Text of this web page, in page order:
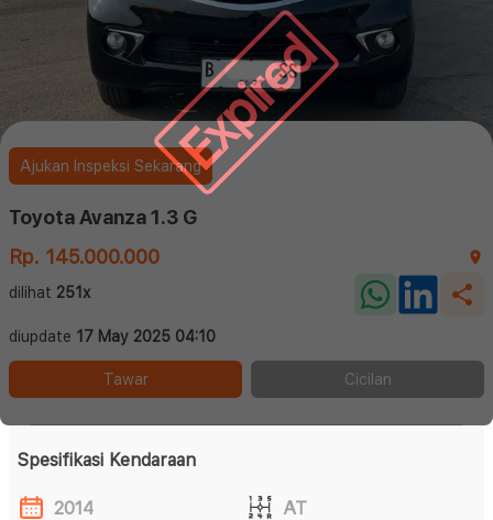
Expired
Ajukan Inspeksi Sekarang
Toyota Avanza 1.3 G
Rp. 145.000.000
dilihat 251x
diupdate 17 May 2025 04:10
Tawar Cicilan
Spesifikasi Kendaraan
2014
AT